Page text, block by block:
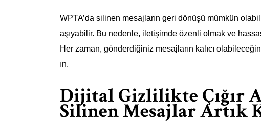
WPTA’da silinen mesajların geri dönüşü mümkün
aşıyabilir. Bu nedenle, iletişimde özenli olmak ve
Her zaman, gönderdiğiniz mesajların kalıcı
ın.
Dijital Gizlilikte Çığır
Silinen Mesajlar Artık